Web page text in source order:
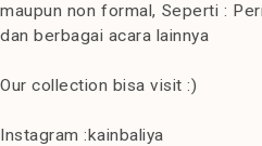
maupun non formal, Seperti :
dan berbagai acara lainnya
Our collection bisa visit :)
Instagram :kainbaliya